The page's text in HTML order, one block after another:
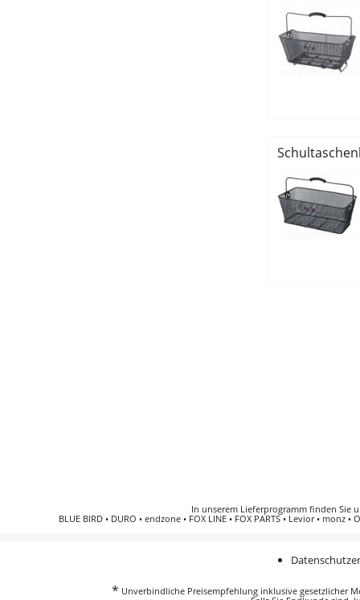
In unserem Lieferprogramm finden Sie
BLUE BIRD• DURO • endzone• FOX LINE• FOX PARTS• Levior• monz•
* Unverbindliche Preisempfehlung inklusive gesetzlicher